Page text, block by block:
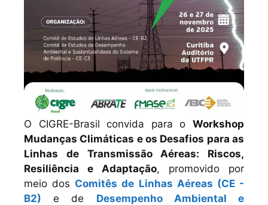
O CIGRE-Brasil convida para o Workshop
Mudanças Climáticas e os Desafios para as
Linhas de Transmissão Aéreas: Riscos,
Resiliência e Adaptação, promovido por
meio dos Comitês de Linhas Aéreas (CE -
B2) e de Desempenho Ambiental e